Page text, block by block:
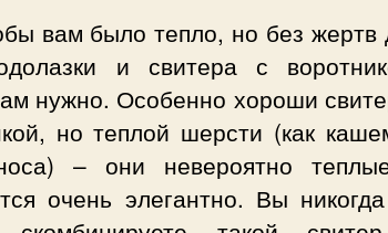
вам было тепло, но без жертв
и свитера с
нужно. Особенно хороши
но теплой шерсти (как
– они невероятно
очень элегантно. Вы